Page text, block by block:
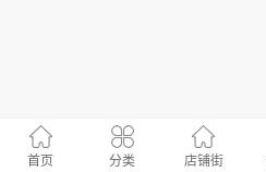
首页 分类 店铺街